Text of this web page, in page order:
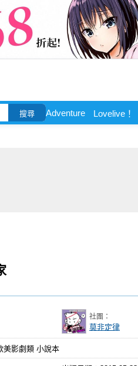
搜尋 Adventure Lovelive！
社團：
莫非定律
美影劇類 小說本